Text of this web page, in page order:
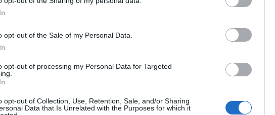
opt-out of the Sale of my Personal Data.
opt-out of processing my Personal Data for Targeted
opt-out of Collection, Use, Retention, Sale, and/or Sharing
Data that Is Unrelated with the Purposes for which it
tra gli italiani
nel 2025, il 21% degli italiani si è dichiarato
artificiale, un aumento rispetto al
coincide con una maggiore diffusione di
un balzo al 77%, contro il 69% del 2024.